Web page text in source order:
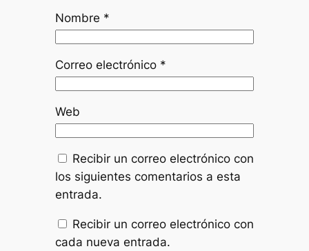
Nombre *
Correo electrónico *
Web
Recibir un correo electrónico con
los siguientes comentarios a esta
entrada.
Recibir un correo electrónico con
cada nueva entrada.